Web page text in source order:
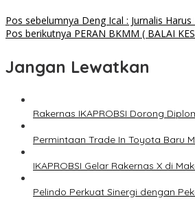
Pos sebelumnya Deng Ical : Jurnalis
Pos berikutnya PERAN BKMM ( BALAI
Jangan Lewatkan
Rakernas IKAPROBSI Dorong
Permintaan Trade In Toyota Baru
IKAPROBSI Gelar Rakernas X di
Pelindo Perkuat Sinergi dengan